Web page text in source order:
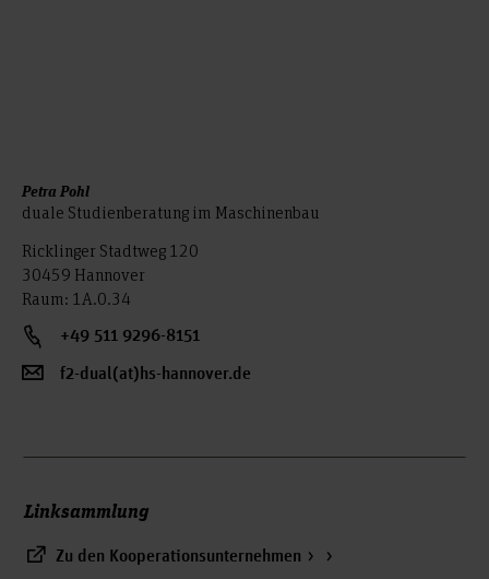
Petra Pohl
duale Studienberatung im Maschinenbau
Ricklinger Stadtweg 120
30459 Hannover
Raum: 1A.0.34
+49 511 9296-8151
f2-dual(at)hs-hannover.de
Linksammlung
Zu den Kooperationsunternehmen